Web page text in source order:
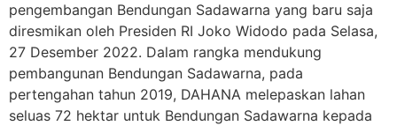
pengembangan Bendungan Sadawarna yang baru saja
diresmikan oleh Presiden RI Joko Widodo pada Selasa,
27 Desember 2022. Dalam rangka mendukung
pembangunan Bendungan Sadawarna, pada
pertengahan tahun 2019, DAHANA melepaskan lahan
seluas 72 hektar untuk Bendungan Sadawarna kepada